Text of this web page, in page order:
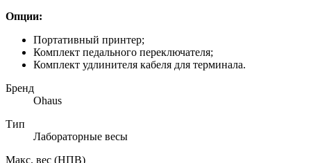
Опции:
Портативный принтер;
Комплект педального переключателя;
Комплект удлинителя кабеля для терминала.
Бренд
Ohaus
Тип
Лабораторные весы
Макс. вес (НПВ)